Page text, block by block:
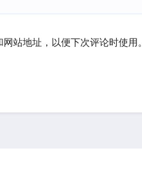
站地址，以便下次评论时使用。